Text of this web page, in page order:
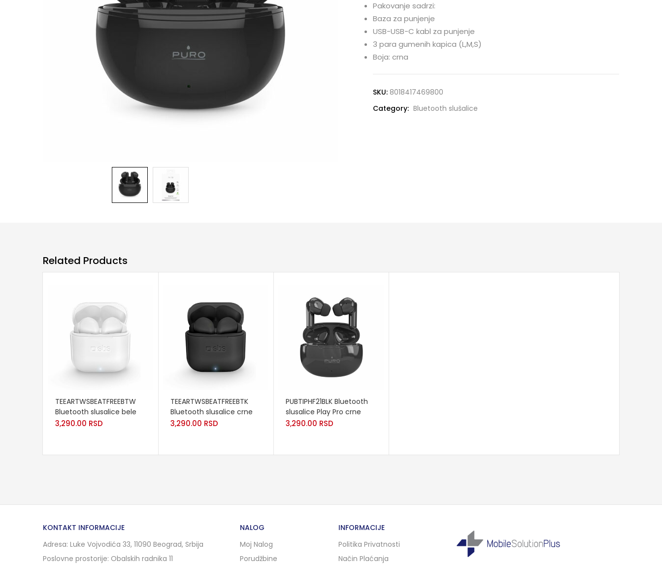
Pakovanje sadrzi:
Baza za punjenje
USB-USB-C kabl za punjenje
3 para gumenih kapica (L,M,S)
Boja: crna
SKU: 8018417469800
Category: Bluetooth slušalice
Related Products
TEEARTWSBEATFREEBTW
Bluetooth slusalice bele
3,290.00 RSD
TEEARTWSBEATFREEBTK
Bluetooth slusalice crne
3,290.00 RSD
PUBTIPHF21BLK Bluetooth
slusalice Play Pro crne
3,290.00 RSD
KONTAKT INFORMACIJE
Adresa: Luke Vojvodića 33, 11090 Beograd, Srbija
Poslovne prostorije: Obalskih radnika 11
NALOG
Moj Nalog
Porudžbine
INFORMACIJE
Politika Privatnosti
Način Plaćanja